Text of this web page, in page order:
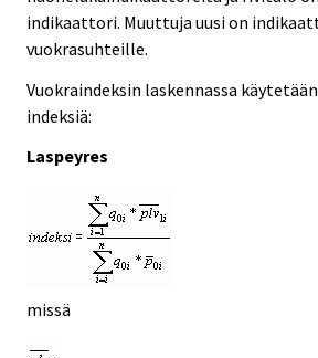
indikaattori. Muuttuja uusi on
vuokrasuhteille.
Vuokraindeksin laskennassa
indeksiä:
Laspeyres
missä